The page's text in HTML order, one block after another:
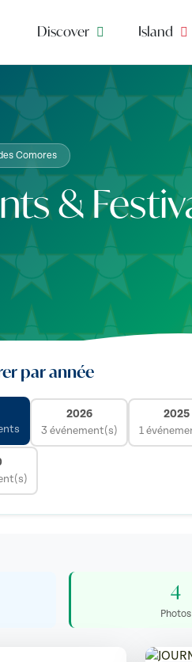
Discover Island
Comores
&
par année
2026
3 événement(s)
2025
1
4
Photos